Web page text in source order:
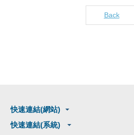
Back
快速連結(網站)
快速連結(系統)